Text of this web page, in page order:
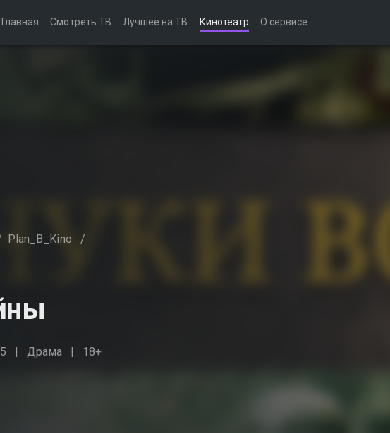
Главная Смотреть ТВ Лучшее на ТВ Кинотеатр О сервисе
Plan_B_Kino /
Драма 18+